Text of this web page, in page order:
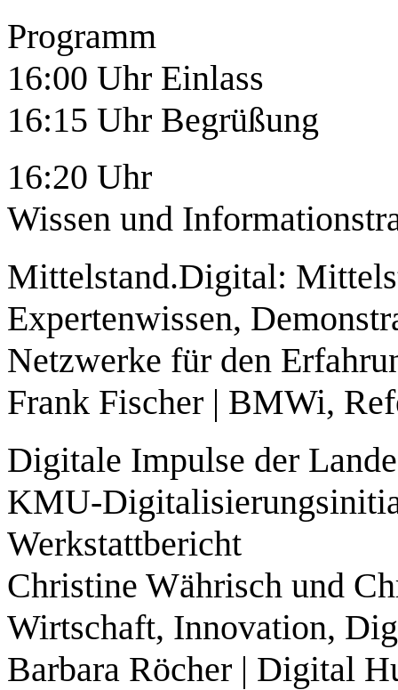
Programm
16:00 Uhr Einlass
16:15 Uhr Begrüßung
16:20 Uhr
Wissen und
Mittelstand.Digital:
Expertenwissen,
Netzwerke für den
Frank Fischer | BMWi,
Digitale Impulse der
KMU-
Werkstattbericht
Christine Währisch und
Wirtschaft, Innovation,
Barbara Röcher | Digital